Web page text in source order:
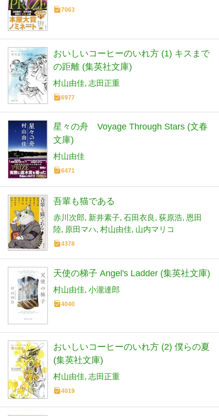
7063
おいしいコーヒーのいれ方 (1) キスまで
の距離 (集英社文庫)
村山由佳 志田正重
6977
星々の舟 Voyage Through Stars (文春
文庫)
村山由佳
6471
吾輩も猫である
赤川次郎 新井素子 石田衣良 荻原浩 恩田
陸
原田マハ 村山由佳 山内マリコ
4378
天使の梯子 Angel's Ladder (集英社文庫)
村山由佳 小瀧達郎
4040
おいしいコーヒーのいれ方 (2) 僕らの夏
(集英社文庫)
村山由佳 志田正重
4019